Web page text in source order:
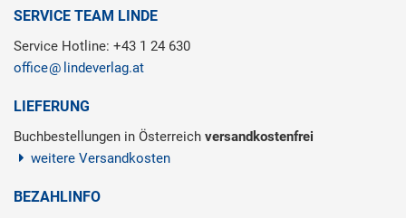
SERVICE TEAM LINDE
Service Hotline: +43 1 24 630
office
lindeverlag.at
LIEFERUNG
Buchbestellungen in Österreich versandkostenfrei
weitere Versandkosten
BEZAHLINFO